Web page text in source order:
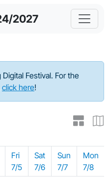
2027
Festival. For the
click here!
Fri
7/5
Sat
7/6
Sun
7/7
Mon
7/8